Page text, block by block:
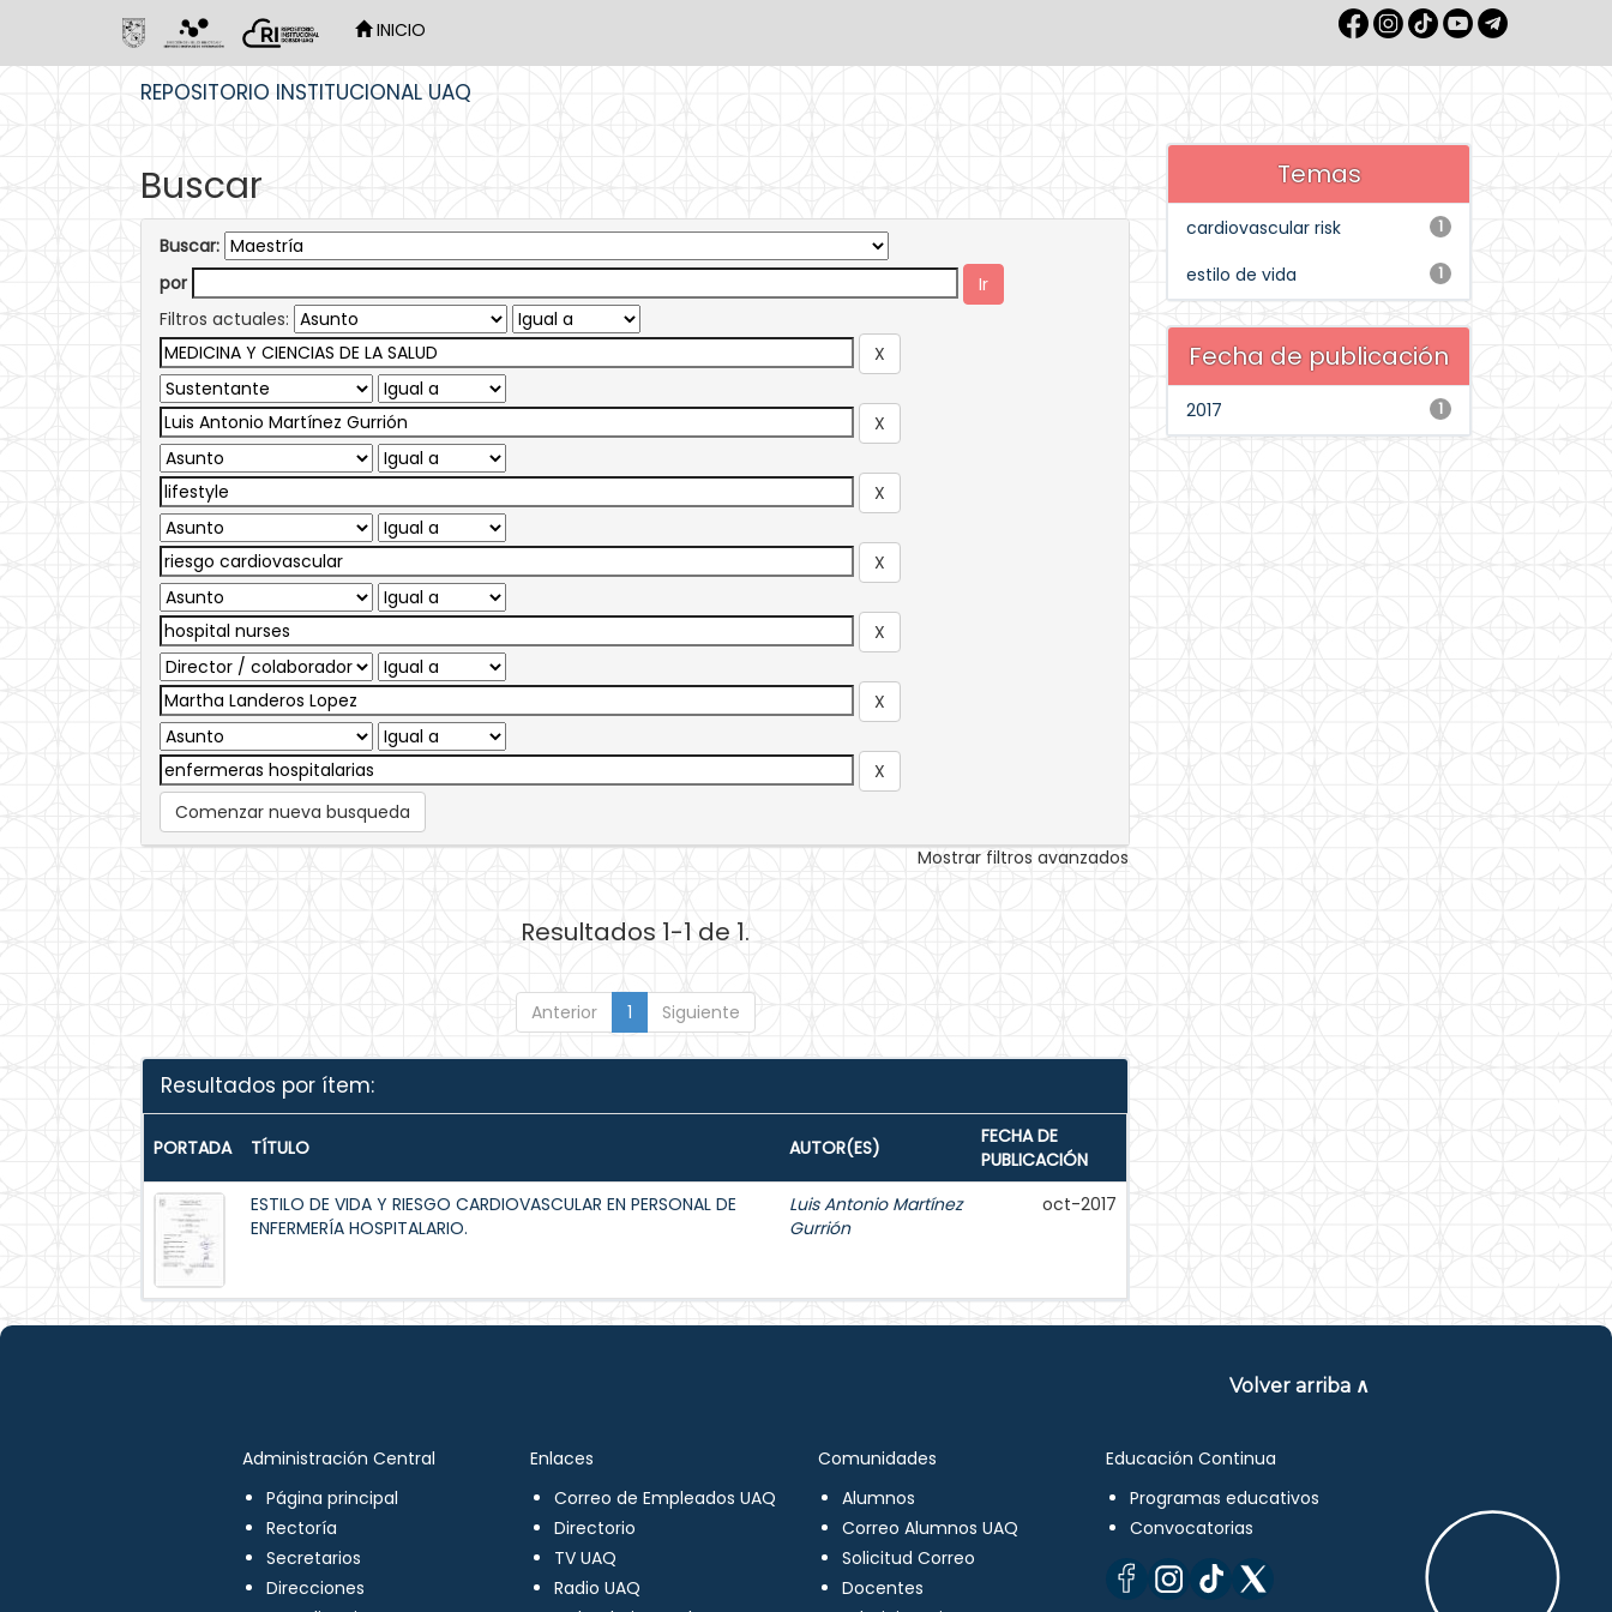
INICIO
REPOSITORIO INSTITUCIONAL UAQ
Buscar
Buscar:
por
Filtros actuales:
Comenzar nueva busqueda
Mostrar filtros avanzados
Resultados 1-1 de 1.
Anterior 1 Siguiente
Resultados por ítem:
PORTADA TÍTULO AUTOR(ES)
FECHA DE
PUBLICACIÓN
ESTILO DE VIDA Y RIESGO CARDIOVASCULAR EN PERSONAL DE
ENFERMERÍA HOSPITALARIO.
Luis Antonio Martínez
Gurrión
oct-2017
Temas
1
cardiovascular risk
1
estilo de vida
Fecha de publicación
1
2017
Volver arriba ∧
Administración Central
Página principal
Rectoría
Secretarios
Direcciones
Enlaces
Correo de Empleados UAQ
Directorio
TV UAQ
Radio UAQ
Comunidades
Alumnos
Correo Alumnos UAQ
Solicitud Correo
Docentes
Educación Continua
Programas educativos
Convocatorias